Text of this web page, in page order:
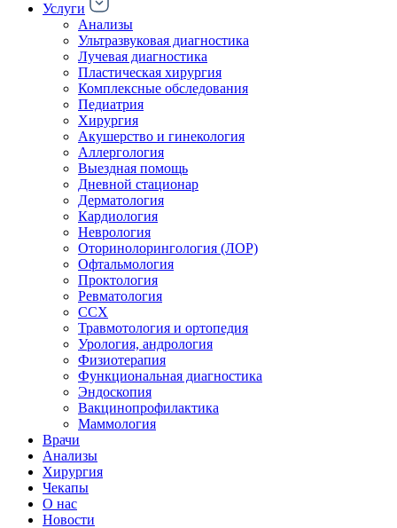
Услуги
Анализы
Ультразвуковая диагностика
Лучевая диагностика
Пластическая хирургия
Комплексные обследования
Педиатрия
Хирургия
Акушерство и гинекология
Аллергология
Выездная помощь
Дневной стационар
Дерматология
Кардиология
Неврология
Оторинолорингология (ЛОР)
Офтальмология
Проктология
Ревматология
ССХ
Травмотология и ортопедия
Урология, андрология
Физиотерапия
Функциональная диагностика
Эндоскопия
Вакцинопрофилактика
Маммология
Врачи
Анализы
Хирургия
Чекапы
О нас
Новости